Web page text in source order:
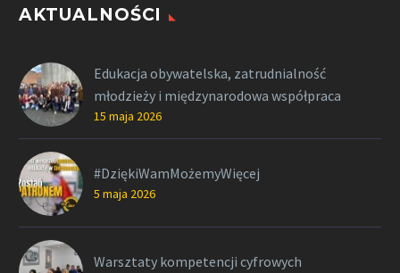
AKTUALNOŚCI
Edukacja obywatelska, zatrudnialność
młodzieży i międzynarodowa współpraca
15 maja 2026
#DziękiWamMożemyWięcej
5 maja 2026
Warsztaty kompetencji cyfrowych